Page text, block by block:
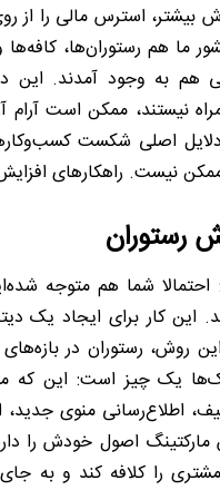
استرس مالی را از
کووید 19 بود، در کشور ما هم
هم به وجود آمدند.
اصلی شکست
نیست. راهکارهای
رستوران
احتمالا شما هم متوجه
این کار برای ایجاد یک
این روش، رستوران در
یک چیز است: این که
اطلاع‌رسانی منوی
اصول خودش را
را کلافه کند و به